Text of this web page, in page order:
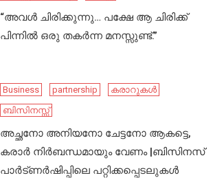
“അവൾ ചിരിക്കുന്നു… പക്ഷേ ആ ചിരിക്ക്
പിന്നിൽ ഒരു തകർന്ന മനസ്സുണ്ട്.”
Business partnership
കരാറുകൾ
ബിസിനസ്സ്
അച്ഛനോ അനിയനോ ചേട്ടനോ ആകട്ടെ,
കരാർ നിർബന്ധമായും വേണം |ബിസിനസ്
പാർട്ണർഷിപ്പിലെ പറ്റിക്കപ്പെടലുകൾ